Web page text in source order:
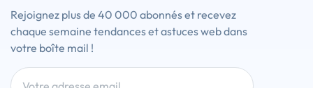
Rejoignez plus de 40 000 abonnés et recevez
chaque semaine tendances et astuces web dans
votre boîte mail !